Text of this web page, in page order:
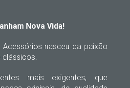
Nova Vida!
nasceu da paixão
mais exigentes, que